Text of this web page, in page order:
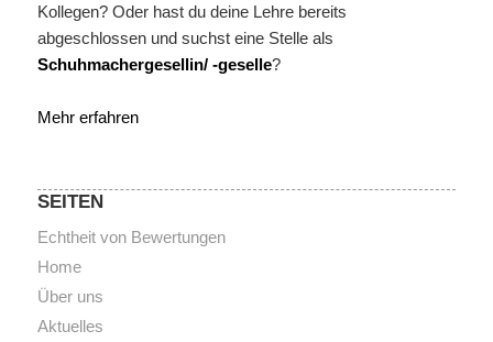
Kollegen? Oder hast du deine Lehre bereits
abgeschlossen und suchst eine Stelle als
Schuhmachergesellin/ -geselle?
Mehr erfahren
SEITEN
Echtheit von Bewertungen
Home
Über uns
Aktuelles